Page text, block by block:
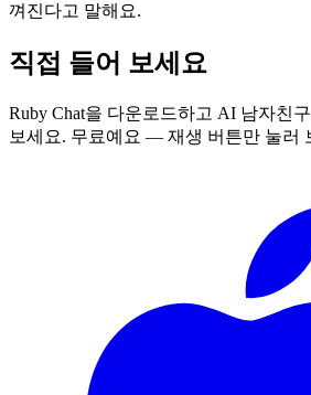
껴진다고 말해요.
직접 들어 보세요
Ruby Chat을 다운로드하고 AI 남자친
보세요. 무료예요 — 재생 버튼만 눌러